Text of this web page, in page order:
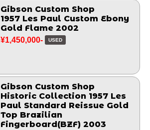
Gibson Custom Shop
1957 Les Paul Custom Ebony
Gold Flame 2002
¥1,450,000- USED
Gibson Custom Shop
Historic Collection 1957 Les
Paul Standard Reissue Gold
Top Brazilian
Fingerboard(BZF) 2003